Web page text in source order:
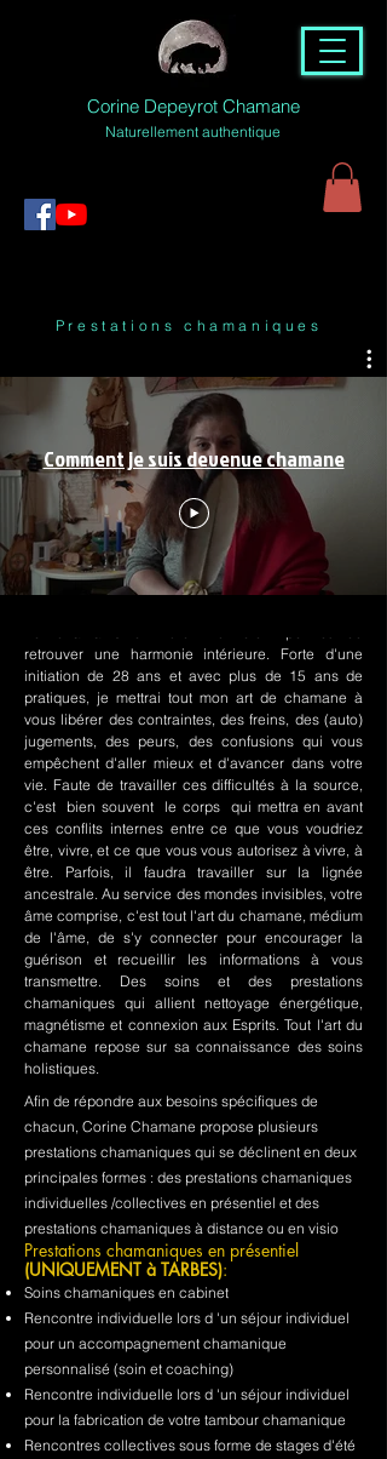
Corine Depeyrot Chamane
Naturellement authentique
Prestations chamaniques
Comment je suis devenue chamane
retrouver une harmonie intérieure. Forte d'une
initiation de 28 ans et avec plus de 15 ans de
pratiques, je mettrai tout mon art de chamane à
vous libérer des contraintes, des freins, des (auto)
jugements, des peurs, des confusions qui vous
empêchent d'aller mieux et d'avancer dans votre
vie. Faute de travailler ces difficultés à la source,
c'est bien souvent le corps qui mettra en avant
ces conflits internes entre ce que vous voudriez
être, vivre, et ce que vous vous autorisez à vivre, à
être. Parfois, il faudra travailler sur la lignée
ancestrale. Au service des mondes invisibles, votre
âme comprise, c'est tout l'art du chamane, médium
de l'âme, de s'y connecter pour encourager la
guérison et recueillir les informations à vous
transmettre. Des soins et des prestations
chamaniques qui allient nettoyage énergétique,
magnétisme et connexion aux Esprits. Tout l'art du
chamane repose sur sa connaissance des soins
holistiques.
Afin de répondre aux besoins spécifiques de
chacun, Corine Chamane propose plusieurs
prestations chamaniques qui se déclinent en deux
principales formes : des prestations chamaniques
individuelles /collectives en présentiel et des
prestations chamaniques à distance ou en visio
Prestations chamaniques en présentiel
(UNIQUEMENT à TARBES):
Soins chamaniques en cabinet
Rencontre individuelle lors d 'un séjour individuel
pour un accompagnement chamanique
personnalisé (soin et coaching)
Rencontre individuelle lors d 'un séjour individuel
pour la fabrication de votre tambour chamanique
Rencontres collectives sous forme de stages d'été